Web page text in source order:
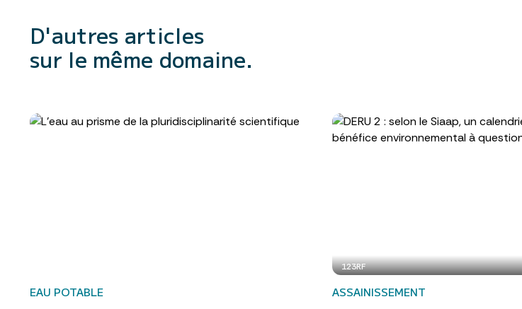
D'autres articles
sur le même domaine.
EAU POTABLE
123RF
ASSAINISSEMENT